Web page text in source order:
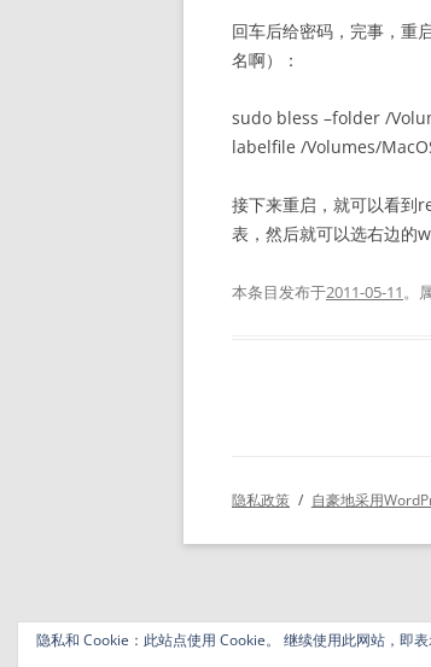
回车后给密码，完事，重
名啊）：
sudo bless –folder /
labelfile /Volumes/
接下来重启，就可以看
表，然后就可以选右边的
本条目发布于2011-05-11。
隐私政策 自豪地采用
隐私和 Cookie：此站点使用 Cookie。 继续使用此网站，即表